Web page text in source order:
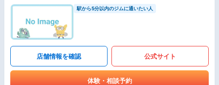
駅から5分以内のジムに通いたい人
店舗情報を確認 公式サイト
体験・相談予約